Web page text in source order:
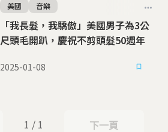
「我長髮，我驕傲」美國男子為3公
尺頭毛開趴，慶祝不剪頭髮50週年
美國 音樂
2025-01-08
1 / 1 下一頁
下一頁